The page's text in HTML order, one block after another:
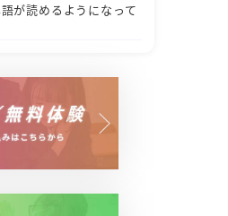
が読めるようになって